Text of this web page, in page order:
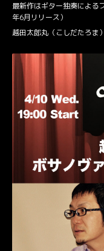
最新作はギター独奏によ
年6月リリース）
越田太郎丸（こしだたろま